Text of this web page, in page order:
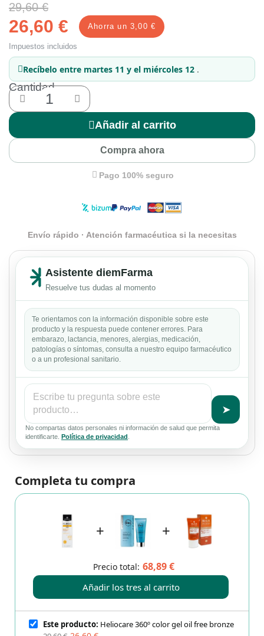
Salud
Salud
29,60 €
26,60 € Ahorra un 3,00 €
Impuestos incluidos
Recíbelo entre martes 11 y el miércoles 12 .
Cantidad
Añadir al carrito
Compra ahora
Pago 100% seguro
Envío rápido · Atención farmacéutica si la necesitas
Asistente diemFarma
Resuelve tus dudas al momento
Te orientamos con la información disponible sobre este
producto y la respuesta puede contener errores. Para
embarazo, lactancia, menores, alergias, medicación,
patologías o síntomas, consulta a nuestro equipo farmacéutico
o a un profesional sanitario.
➤
No compartas datos personales ni información de salud que permita
identificarte. Política de privacidad
Completa tu compra
+ +
Precio total: 68,89 €
Añadir los tres al carrito
Este producto: Heliocare 360º color gel oil free bronze